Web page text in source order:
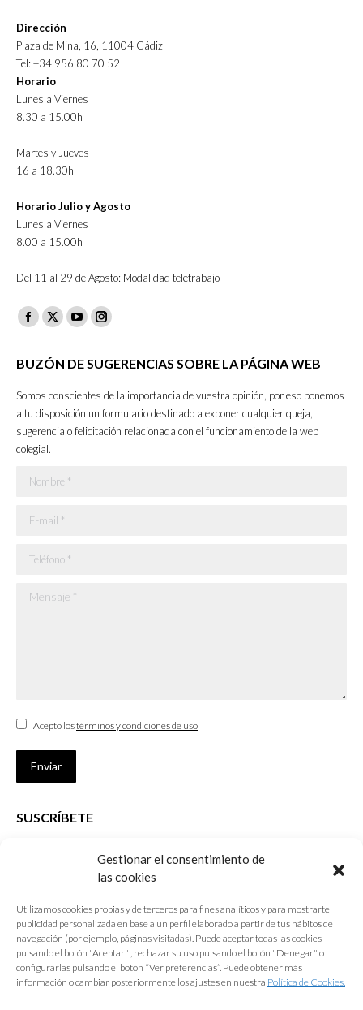
Gestionar el consentimiento de
las cookies
Utilizamos cookies propias y de terceros para fines analíticos y para mostrarte
publicidad personalizada en base a un perfil elaborado a partir de tus hábitos de
navegación (por ejemplo, páginas visitadas). Puede aceptar todas las cookies
pulsando el botón "Aceptar" , rechazar su uso pulsando el botón "Denegar" o
configurarlas pulsando el botón “Ver preferencias”. Puede obtener más
información o cambiar posteriormente los ajustes en nuestra Política de Cookies.
Dirección
Plaza de Mina, 16, 11004 Cádiz
Tel: +34 956 80 70 52
Horario
Lunes a Viernes
8.30 a 15.00h
Martes y Jueves
16 a 18.30h
Horario Julio y Agosto
Lunes a Viernes
8.00 a 15.00h
Del 11 al 29 de Agosto: Modalidad teletrabajo
Facebook
opens
new
window
X
opens
new
window
YouTube
opens
new
window
Instagram
opens
in
new
window
BUZÓN DE SUGERENCIAS SOBRE LA PÁGINA WEB
Somos conscientes de la importancia de vuestra opinión, por eso ponemos
a tu disposición un formulario destinado a exponer cualquier queja,
sugerencia o felicitación relacionada con el funcionamiento de la web
colegial.
Nombre *
E-mail *
Teléfono *
Mensaje *
Acepto lostérminos y condiciones de uso
Enviar
SUSCRÍBETE
que desarrolla el Colegio de Arquitectos de Cádiz
E-mail *
Acepto lostérminos y condiciones de uso